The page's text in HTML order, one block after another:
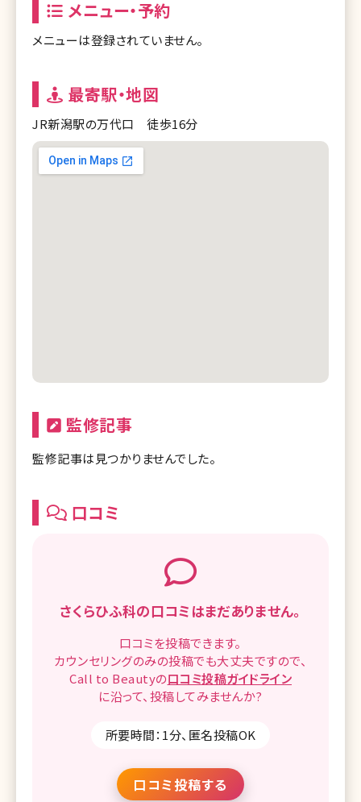
メニュー・予約
メニューは登録されていません。
最寄駅・地図
JR新潟駅の万代口 徒歩16分
監修記事
監修記事は見つかりませんでした。
口コミ
さくらひふ科の口コミはまだありません。
口コミを投稿できます。
カウンセリングのみの投稿でも大丈夫ですので、
Call to Beautyの口コミ投稿ガイドライン
に沿って、 投稿してみませんか?
所要時間：1分、匿名投稿OK
口コミ投稿する